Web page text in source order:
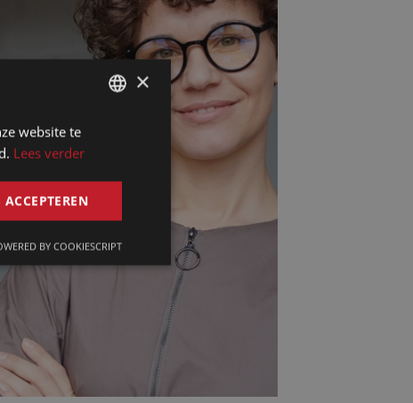
FRENCH
ENGLISH
×
website te
Lees verder
ACCEPTEREN
BY COOKIESCRIPT